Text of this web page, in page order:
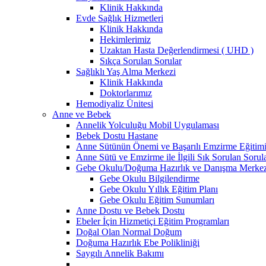
Klinik Hakkında
Evde Sağlık Hizmetleri
Klinik Hakkında
Hekimlerimiz
Uzaktan Hasta Değerlendirmesi ( UHD )
Sıkça Sorulan Sorular
Sağlıklı Yaş Alma Merkezi
Klinik Hakkında
Doktorlarımız
Hemodiyaliz Ünitesi
Anne ve Bebek
Annelik Yolculuğu Mobil Uygulaması
Bebek Dostu Hastane
Anne Sütünün Önemi ve Başarılı Emzirme Eğitimi
Anne Sütü ve Emzirme ile İlgili Sık Sorulan
Gebe Okulu/Doğuma Hazırlık ve Danışma
Gebe Okulu Bilgilendirme
Gebe Okulu Yıllık Eğitim Planı
Gebe Okulu Eğitim Sunumları
Anne Dostu ve Bebek Dostu
Ebeler İçin Hizmetiçi Eğitim Programları
Doğal Olan Normal Doğum
Doğuma Hazırlık Ebe Polikliniği
Saygılı Annelik Bakımı